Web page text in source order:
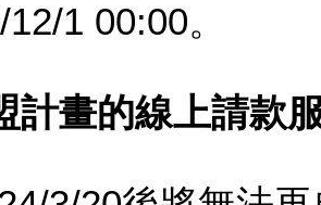
1 00:00。
計畫的線上請款